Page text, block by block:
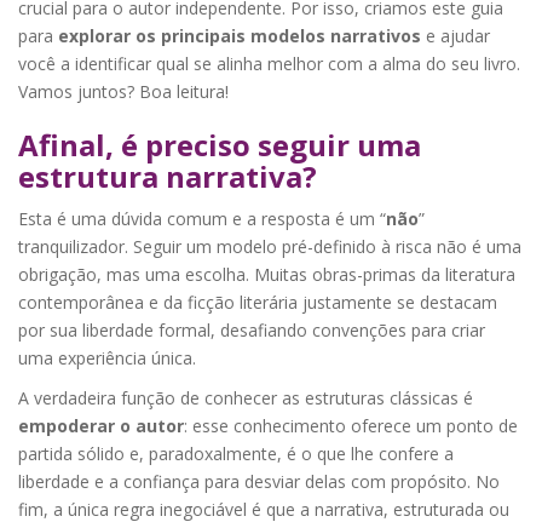
crucial para o autor independente. Por isso, criamos este guia
para explorar os principais modelos narrativos e ajudar
você a identificar qual se alinha melhor com a alma do seu livro.
Vamos juntos? Boa leitura!
Afinal, é preciso seguir uma
estrutura narrativa?
Esta é uma dúvida comum e a resposta é um “não”
tranquilizador. Seguir um modelo pré-definido à risca não é uma
obrigação, mas uma escolha. Muitas obras-primas da literatura
contemporânea e da ficção literária justamente se destacam
por sua liberdade formal, desafiando convenções para criar
uma experiência única.
A verdadeira função de conhecer as estruturas clássicas é
empoderar o autor: esse conhecimento oferece um ponto de
partida sólido e, paradoxalmente, é o que lhe confere a
liberdade e a confiança para desviar delas com propósito. No
fim, a única regra inegociável é que a narrativa, estruturada ou